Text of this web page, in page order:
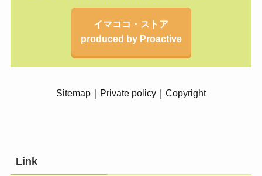
イマココ・ストア
produced by Proactive
Sitemap ｜ Private policy ｜ Copyright
Link